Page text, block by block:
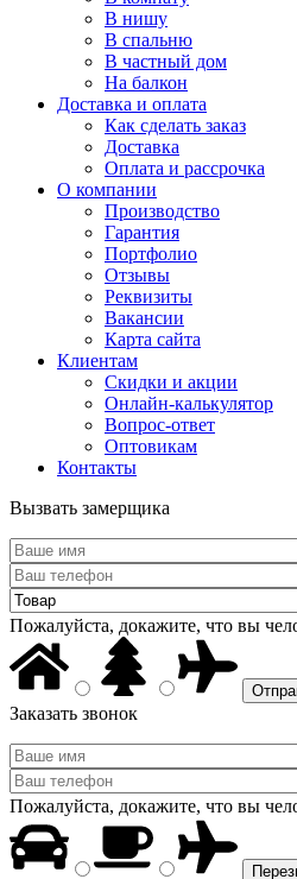
В нишу
В спальню
В частный дом
На балкон
Доставка и оплата
Как сделать заказ
Доставка
Оплата и рассрочка
О компании
Производство
Гарантия
Портфолио
Отзывы
Реквизиты
Вакансии
Карта сайта
Клиентам
Скидки и акции
Онлайн-калькулятор
Вопрос-ответ
Оптовикам
Контакты
Вызвать замерщика
Пожалуйста, докажите, что вы
Заказать звонок
Пожалуйста, докажите, что вы